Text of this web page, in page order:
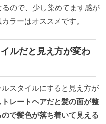
ので、少し染めてます感が
ラーはオススメです。
ルだと見え方が変わ
スタイルにすると見え方が
トレートヘアだと髪の面が整
で髪色が落ち着いて見える